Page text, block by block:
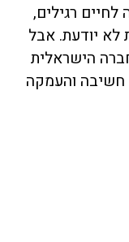
רגילים,
לא יודעת. אבל
הישראלית
חשיבה והעמקה